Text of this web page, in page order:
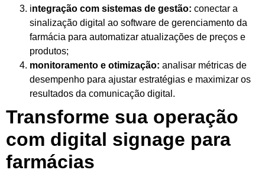
integração com sistemas de gestão: conectar a
sinalização digital ao software de gerenciamento da
farmácia para automatizar atualizações de preços e
produtos;
monitoramento e otimização: analisar métricas de
desempenho para ajustar estratégias e maximizar os
resultados da comunicação digital.
Transforme sua operação
com digital signage para
farmácias